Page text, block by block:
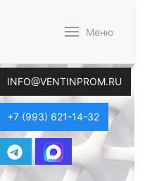
Меню
INFO@VENTINPROM.RU
+7 (993) 621-14-32